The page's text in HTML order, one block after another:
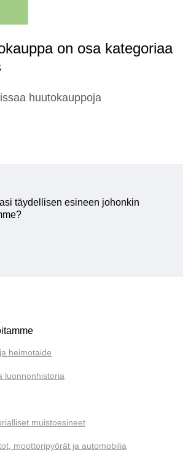
on osa kategoriaa
huutokauppoja
täydellisen esineen johonkin
heimotaide
luonnonhistoria
muistoesineet
moottoripyörät ja automobilia